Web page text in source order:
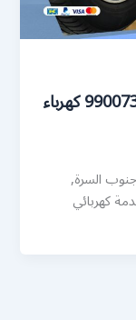
كراج جنوب السرة | كراج متنقل 99007355 كهرباء
السرة,
كهربائي